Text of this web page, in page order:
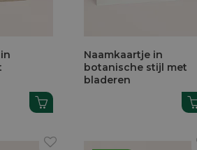
Naamkaartje in
botanische stijl met
bladeren